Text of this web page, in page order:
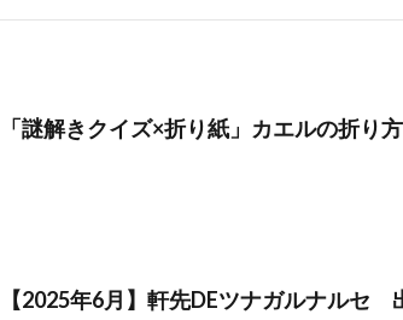
「謎解きクイズ×折り紙」カエルの折り
【2025年6月】軒先DEツナガルナルセ